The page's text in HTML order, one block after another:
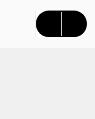
CONTENU